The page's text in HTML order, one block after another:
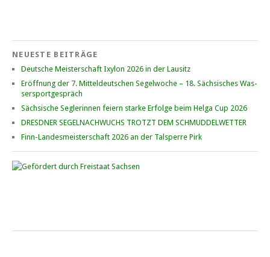
Europe, ILCA • Goitzsche See beim YCB
„Goldener Geier“ • 6. – 7. Juni 2026
Kinder- und Jugend­regatta beim 1. WSVLS Lausitzer Seenland auf
NEUESTE BEITRÄGE
Deutsche Meisterschaft Ixylon 2026 in der Lausitz
Er­öff­nung der 7. Mit­tel­deut­schen Se­gel­wo­che – 18. Säch­si­sches Was­
ser­sport­ge­spräch
Sächsische Seglerinnen feiern starke Erfolge beim Helga Cup 2026
DRESDNER SEGELNACHWUCHS TROTZT DEM SCHMUDDELWETTER
Finn-Landesmeisterschaft 2026 an der Talsperre Pirk